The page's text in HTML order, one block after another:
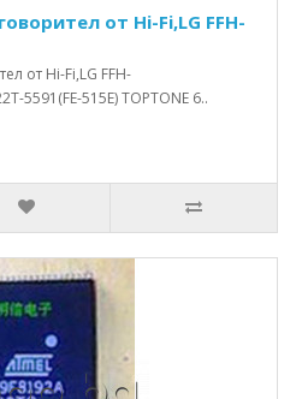
от Hi-Fi,LG FFH-
от Hi-Fi,LG FFH-
5591(FE-515E) TOPTONE 6..